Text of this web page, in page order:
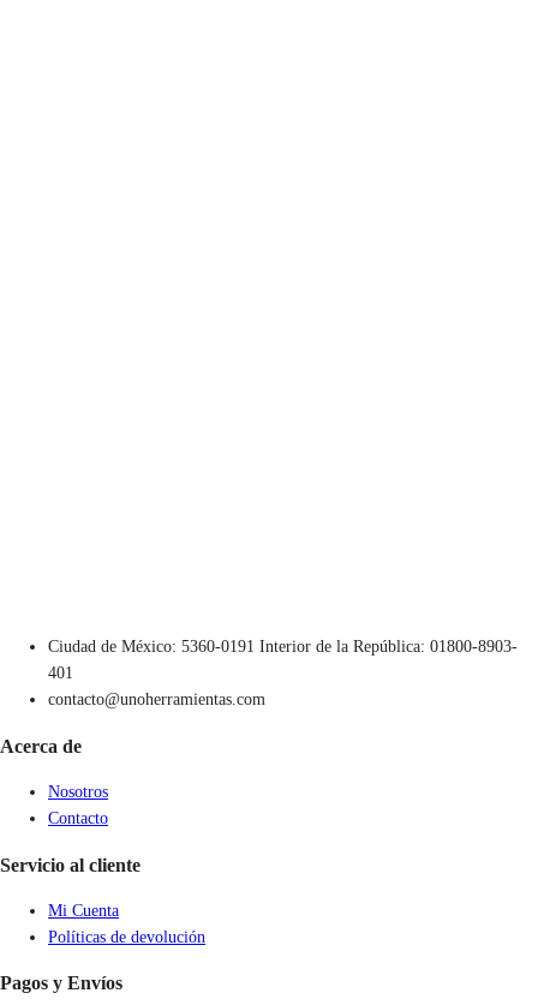
Ciudad de México: 5360-0191 Interior de la República: 01800-8903-
401
contacto@unoherramientas.com
Acerca de
Nosotros
Contacto
Servicio al cliente
Mi Cuenta
Políticas de devolución
Pagos y Envíos